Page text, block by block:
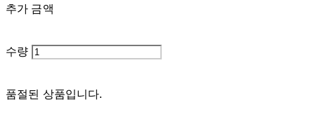
추가 금액
수량
품절된 상품입니다.